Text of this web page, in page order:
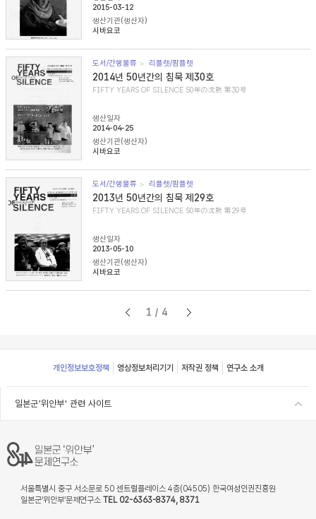
2015-03-12
생산기관(생산자)
시바요코
도서/간행물류 리플렛/팜플렛
2014년 50년간의 침묵 제30호
FIFTY YEARS OF SILENCE 50年の沈黙 第30号
생산일자
2014-04-25
생산기관(생산자)
시바요코
도서/간행물류 리플렛/팜플렛
2013년 50년간의 침묵 제29호
FIFTY YEARS OF SILENCE 50年の沈黙 第29号
생산일자
2013-05-10
생산기관(생산자)
시바요코
1/4
Footer
개인정보보호정책 영상정보처리기기 저작권 정책 연구소 소개
일본군'위안부' 관련 사이트
서울특별시 중구 서소문로 50 센트럴플레이스 4층(04505) 한국여성인권진흥원
일본군‘위안부’문제연구소 TEL 02-6363-8374, 8371